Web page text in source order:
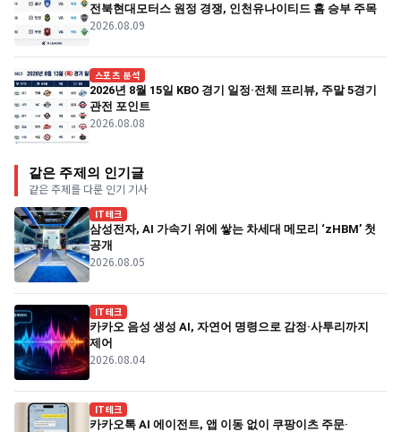
전북현대모터스 원정 경쟁, 인천유나이티드 홈 승부 주목
2026.08.09
스포츠 분석
2026년 8월 15일 KBO 경기 일정·전체 프리뷰, 주말 5경기
관전 포인트
2026.08.08
같은 주제의 인기글
같은 주제를 다룬 인기 기사
IT테크
삼성전자, AI 가속기 위에 쌓는 차세대 메모리 ‘zHBM’ 첫
공개
2026.08.05
IT테크
카카오 음성 생성 AI, 자연어 명령으로 감정·사투리까지
제어
2026.08.04
IT테크
카카오톡 AI 에이전트, 앱 이동 없이 쿠팡이츠 주문·